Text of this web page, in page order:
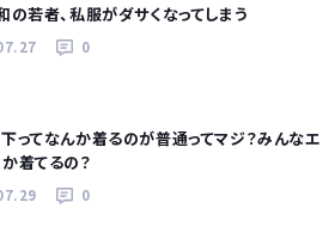
の若者、私服がダサくなってしまう
0
ってなんか着るのが普通ってマジ？みんなエ
着てるの？
0